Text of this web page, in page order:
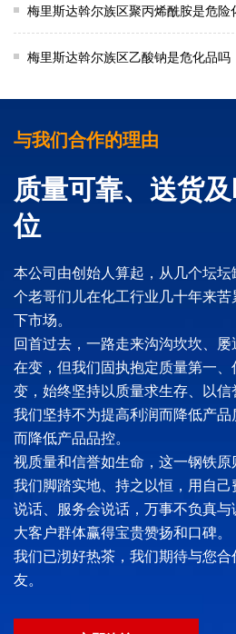
梅里斯达斡尔族区聚丙烯酰胺是危险
梅里斯达斡尔族区乙酸钠是危化品吗
与我们合作的理由
质量可靠、送货
位
本公司由创始人算起，从几个坛
个老哥们儿在化工行业几十年来
下市场。
回首过去，一路走来沟沟坎坎、
在变，但我们固执抱定质量第一
变，始终坚持以质量求生存、以信
我们坚持不为提高利润而降低产
而降低产品品控。
视质量和信誉如生命，这一钢铁原
我们脚踏实地、持之以恒，用自
说话、服务会说话，万事不负真
大客户群体赢得宝贵赞扬和口碑。
我们已沏好热茶，我们期待与您
友。